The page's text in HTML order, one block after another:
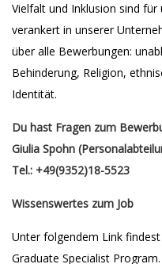
Vielfalt und Inklusion sind
verankert in unserer
über alle Bewerbungen:
Behinderung, Religion,
Identität.
Du hast Fragen zum
Giulia Spohn
Tel.: +49(9352)18-5523
Wissenswertes zum Job
Unter folgendem Link
Graduate Specialist Program.